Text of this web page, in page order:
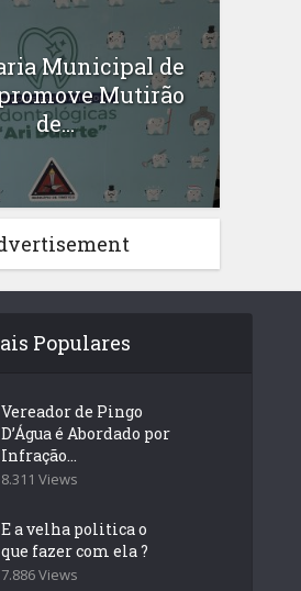
Municipal de
Mutirão
de...
Populares
Vereador de Pingo
D’Água é Abordado por
Infração...
8.311 Views
E a velha politica o
que fazer com ela ?
7.886 Views